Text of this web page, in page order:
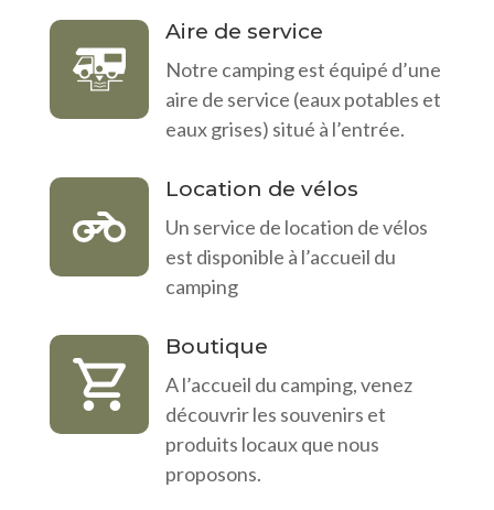
Aire de service
Notre camping est équipé d’une
aire de service (eaux potables et
eaux grises) situé à l’entrée.
Location de vélos
Un service de location de vélos
est disponible à l’accueil du
camping
Boutique
A l’accueil du camping, venez
découvrir les souvenirs et
produits locaux que nous
proposons.